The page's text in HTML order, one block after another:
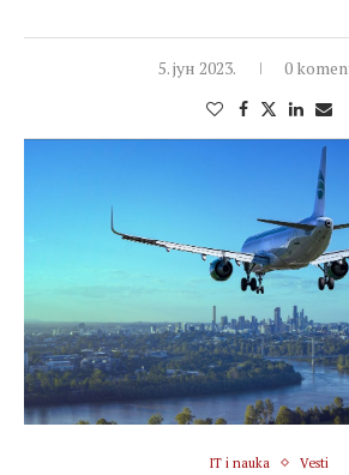
5. јун 2023. 0
IT i nauka Vesti